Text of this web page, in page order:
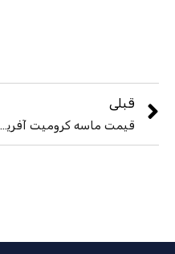
قبلی
قیمت ماسه کرومیت آفریقای جنوبی